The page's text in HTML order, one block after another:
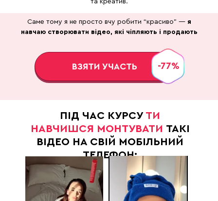
та креатив.
Саме тому я не просто вчу робити “красиво” — я
навчаю створювати відео, які чіпляють і продають
ВЗЯТИ УЧАСТЬ -77%
ПІД ЧАС КУРСУ ТИ
НАВЧИШСЯ МОНТУВАТИ ТАКІ
ВІДЕО НА СВІЙ МОБІЛЬНИЙ
ТЕЛЕФОН: